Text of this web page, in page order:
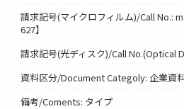
請求記号(マイクロフィルム)/Call No.:
627】
請求記号(光ディスク)/Call No.(Optical
資料区分/Document Categoly: 企業資
備考/Coments: タイプ